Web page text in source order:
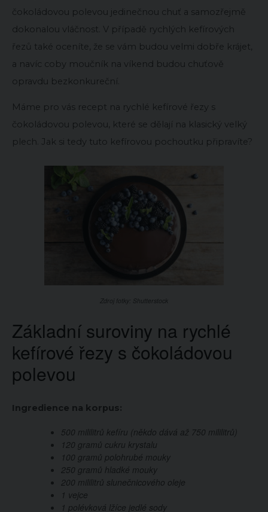
čokoládovou polevou jedinečnou chuť a samozřejmě
dokonalou vláčnost. V případě rychlých kefírových
řezů také oceníte, že se vám budou velmi dobře krájet,
a navíc coby moučník na víkend budou chuťově
opravdu bezkonkureční.
Máme pro vás recept na rychlé kefírové řezy s
čokoládovou polevou, které se dělají na klasický velký
plech. Jak si tedy tuto kefírovou pochoutku připravíte?
Zdroj fotky: Shutterstock
Základní suroviny na rychlé
kefírové řezy s čokoládovou
polevou
Ingredience na korpus:
500 mililitrů kefíru (někdo dává až 750 mililitrů)
120 gramů cukru krystalu
100 gramů polohrubé mouky
250 gramů hladké mouky
200 mililitrů slunečnicového oleje
1 vejce
1 polévková lžíce jedlé sody